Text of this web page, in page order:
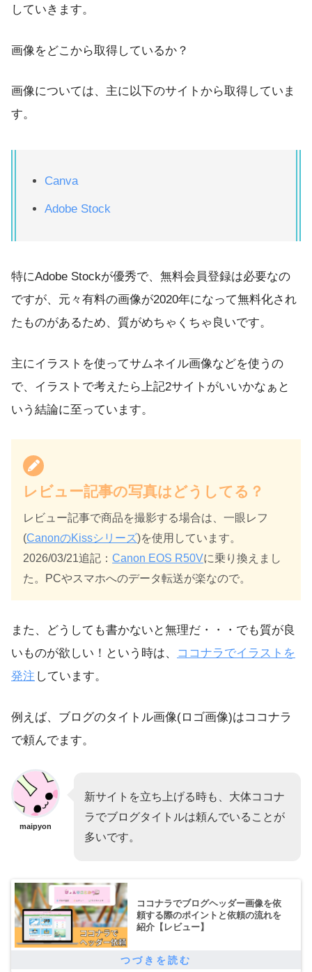
していきます。
画像をどこから取得しているか？
画像については、主に以下のサイトから取得していま
す。
Canva
Adobe Stock
特にAdobe Stockが優秀で、無料会員登録は必要なの
ですが、元々有料の画像が2020年になって無料化され
たものがあるため、質がめちゃくちゃ良いです。
主にイラストを使ってサムネイル画像などを使うの
で、イラストで考えたら上記2サイトがいいかなぁと
いう結論に至っています。
レビュー記事の写真はどうしてる？
レビュー記事で商品を撮影する場合は、一眼レフ
(CanonのKissシリーズ)を使用しています。
2026/03/21追記：Canon EOS R50Vに乗り換えまし
た。PCやスマホへのデータ転送が楽なので。
また、どうしても書かないと無理だ・・・でも質が良
いものが欲しい！という時は、
ココナラでイラストを
発注 しています。
例えば、ブログのタイトル画像(ロゴ画像)はココナラ
で頼んでます。
maipyon
新サイトを立ち上げる時も、大体ココナ
ラでブログタイトルは頼んでいることが
多いです。
ココナラでブログヘッダー画像を依
頼する際のポイントと依頼の流れを
紹介【レビュー】